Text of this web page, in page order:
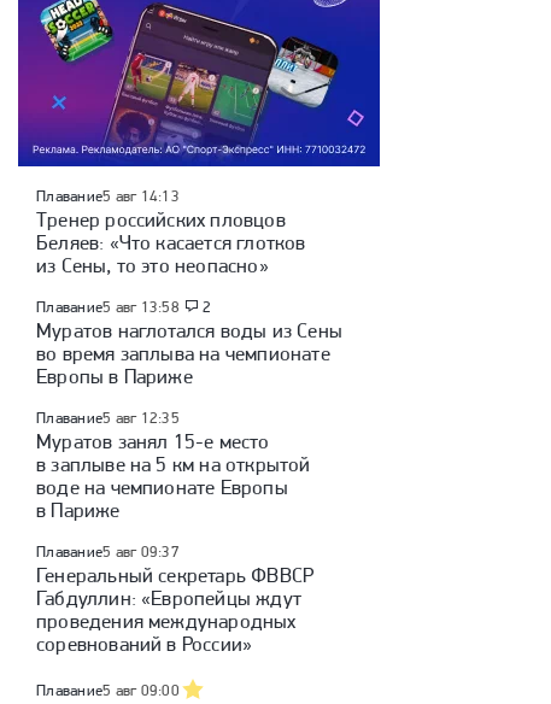
Плавание5 авг 14:13
Тренер российских пловцов
Беляев: «Что касается глотков
из Сены, то это неопасно»
Плавание5 авг 13:58 2
Муратов наглотался воды из Сены
во время заплыва на чемпионате
Европы в Париже
Плавание5 авг 12:35
Муратов занял 15-е место
в заплыве на 5 км на открытой
воде на чемпионате Европы
в Париже
Плавание5 авг 09:37
Генеральный секретарь ФВВСР
Габдуллин: «Европейцы ждут
проведения международных
соревнований в России»
Плавание5 авг 09:00